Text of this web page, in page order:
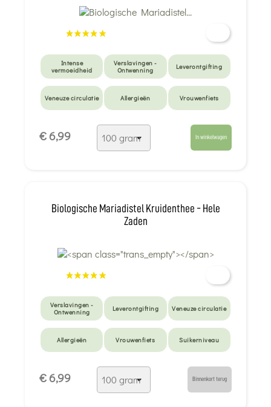
Intense
vermoeidheid
Verslavingen -
Ontwenning
Leverontgifting
Veneuze circulatie Allergieën Vrouwenfiets
Detox van zware
Huid detox
€ 6,99 In winkelwagen
Biologische Mariadistel Kruidenthee - Hele
Zaden
Verslavingen -
Ontwenning
Leverontgifting Veneuze circulatie
Allergieën Vrouwenfiets Suikerniveau
Detox van zware
Huid detox
€ 6,99 Binnenkort terug